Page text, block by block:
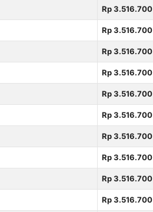
Rp 3.516.700
Rp 3.516.700
Rp 3.516.700
Rp 3.516.700
Rp 3.516.700
Rp 3.516.700
Rp 3.516.700
Rp 3.516.700
Rp 3.516.700
Rp 3.516.700